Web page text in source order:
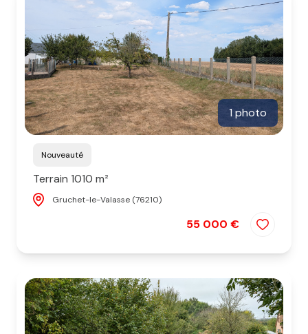
1 photo
Nouveauté
Terrain 1010 m²
Gruchet-le-Valasse (76210)
55 000 €